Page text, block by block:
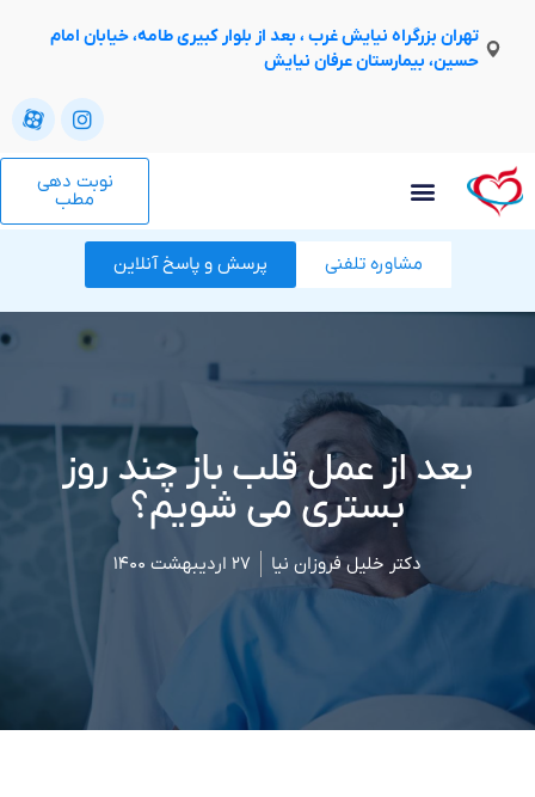
تهران بزرگراه نیایش غرب ، بعد از بلوار کبیری طامه، خیابان امام
حسین، بیمارستان عرفان نیایش
نوبت دهی
مطب
مشاوره تلفنی پرسش و پاسخ آنلاین
بعد از عمل قلب باز چند روز
بستری می شویم؟
دکتر خلیل فروزان نیا ۲۷ اردیبهشت ۱۴۰۰